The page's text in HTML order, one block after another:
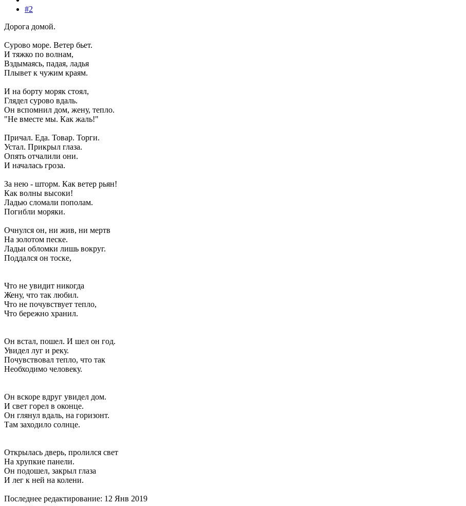
#2
Дорога домой.
Сурово море. Ветер бьет.
И тяжко по волнам,
Вздымаясь, падая, ладья
Плывет к чужим краям.
И на борту моряк стоял,
Глядел сурово вдаль.
Он вспомнил дом, жену, тепло.
"Не вместе мы. Как жаль!"
Причал. Еда. Товар. Торги.
Устал. Прикрыл глаза.
Опять отчалили они.
И началась гроза.
За нею - шторм. Как ветер рьян!
Как волны высоки!
Ладью сломали пополам.
Погибли моряки.
Очнулся он, ни жив, ни мертв
На золотом песке.
Ладьи обломки лишь вокруг.
Поддался он тоске,
Что не увидит никогда
Жену, что так любил.
Что не почувствует тепло,
Что бережно хранил.
Он встал, пошел. И шел он год.
Увидел луг и реку.
Почувствовал тепло, что так
Необходимо человеку.
Он вскоре вдруг увидел дом.
И свет горел в оконце.
Он глянул вдаль, на горизонт.
Там заходило солнце.
Открылась дверь, пролился свет
На хрупкие панели.
Он подошел, закрыл глаза
И лег к ней на колени.
Последнее редактирование: 12 Янв 2019